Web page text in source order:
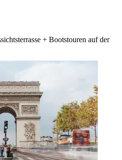
+ Bootstouren auf der